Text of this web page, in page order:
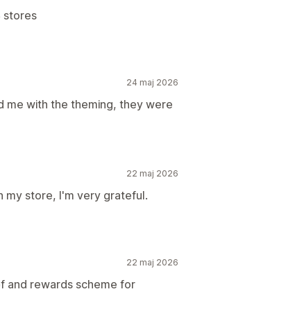
stores
24 maj 2026
me with the theming, they were
22 maj 2026
my store, I'm very grateful.
22 maj 2026
and rewards scheme for